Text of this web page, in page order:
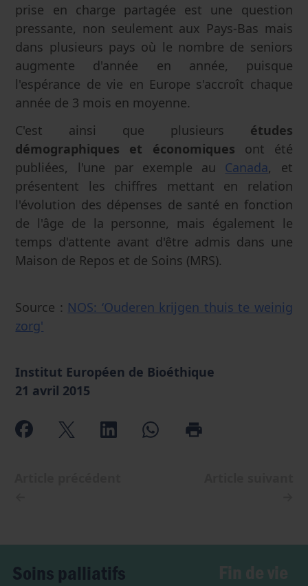
prise en charge partagée est une question
pressante, non seulement aux Pays-Bas mais
dans plusieurs pays où le nombre de seniors
augmente d'année en année, puisque
l'espérance de vie en Europe s'accroît chaque
année de 3 mois en moyenne.
C'est ainsi que plusieurs études
démographiques et économiques ont été
publiées, l'une par exemple au Canada, et
présentent les chiffres mettant en relation
l'évolution des dépenses de santé en fonction
de l'âge de la personne, mais également le
temps d'attente avant d'être admis dans une
Maison de Repos et de Soins (MRS).
Source : NOS: ‘Ouderen krijgen thuis te weinig
zorg'
Institut Européen de Bioéthique
21 avril 2015
Soins palliatifs